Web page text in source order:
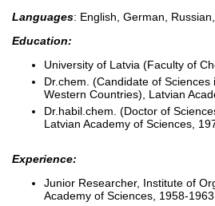
Languages: English, German,
Education:
University of Latvia (Faculty of
Dr.chem. (Candidate of Sciences
Western Countries), Latvian
Dr.habil.chem. (Doctor of
Latvian Academy of Sciences,
Experience:
Junior Researcher, Institute of
Academy of Sciences, 1958-1963